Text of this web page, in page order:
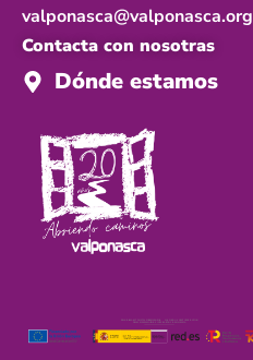
valponasca@valponasca.org
Contacta con nosotras
Dónde estamos